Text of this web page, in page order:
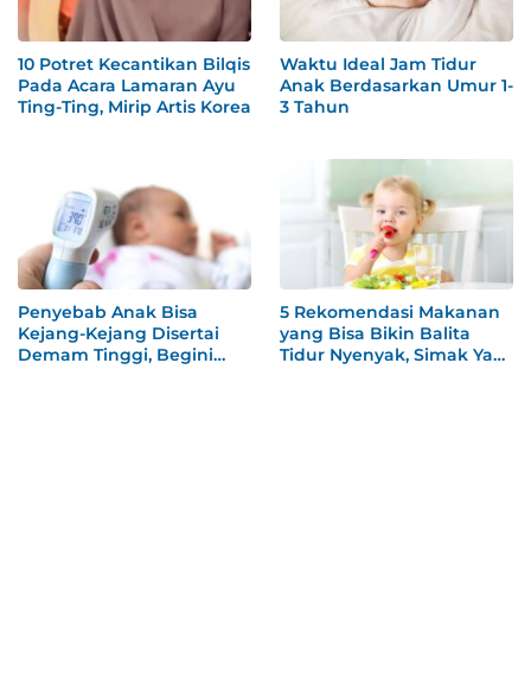
10 Potret Kecantikan Bilqis
Pada Acara Lamaran Ayu
Ting-Ting, Mirip Artis Korea
Waktu Ideal Jam Tidur
Anak Berdasarkan Umur 1-
3 Tahun
Penyebab Anak Bisa
Kejang-Kejang Disertai
Demam Tinggi, Begini
5 Rekomendasi Makanan
yang Bisa Bikin Balita
Tidur Nyenyak, Simak Ya